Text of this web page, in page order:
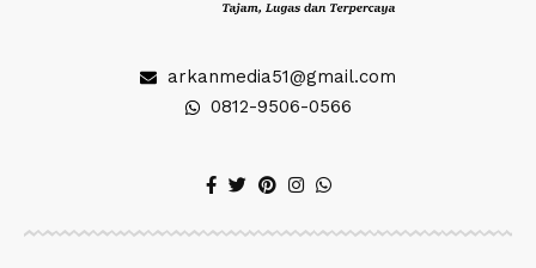
arkanmedia51@gmail.com
0812-9506-0566